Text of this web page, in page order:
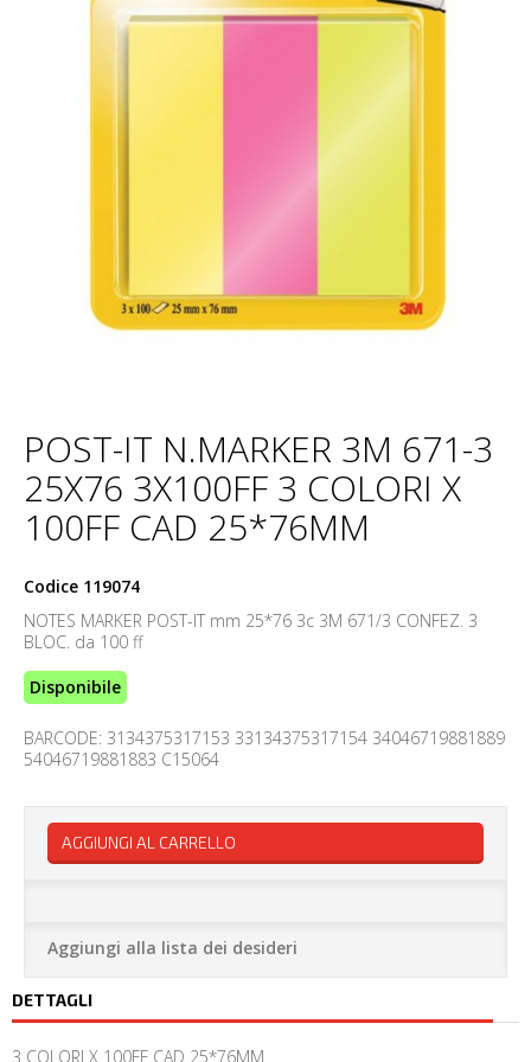
POST-IT N.MARKER 3M 671-3
25X76 3X100FF 3 COLORI X
100FF CAD 25*76MM
Codice 119074
NOTES MARKER POST-IT mm 25*76 3c 3M 671/3 CONFEZ. 3
BLOC. da 100 ff
Disponibile
BARCODE: 3134375317153 33134375317154 34046719881889
54046719881883 C15064
AGGIUNGI AL CARRELLO
Aggiungi alla lista dei desideri
DETTAGLI
3 COLORI X 100FF CAD 25*76MM